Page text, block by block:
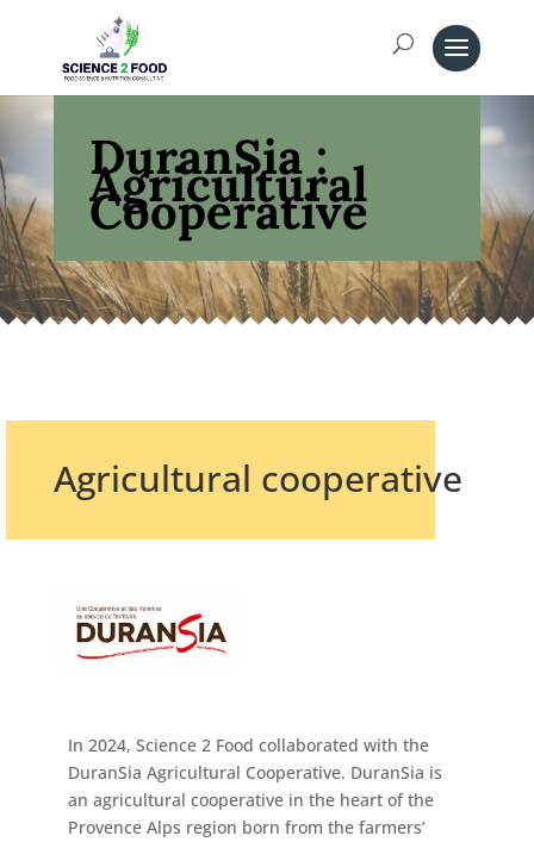
DuranSia :
Agricultural
Cooperative
Agricultural cooperative
In 2024, Science 2 Food collaborated with the
DuranSia Agricultural Cooperative. DuranSia is
an agricultural cooperative in the heart of the
Provence Alps region born from the farmers’